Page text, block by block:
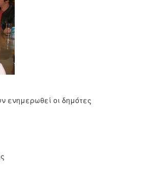
ενημερωθεί οι δημότες